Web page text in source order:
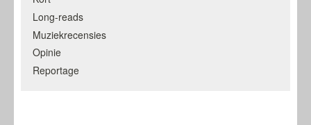
Long-reads
Muziekrecensies
Opinie
Reportage